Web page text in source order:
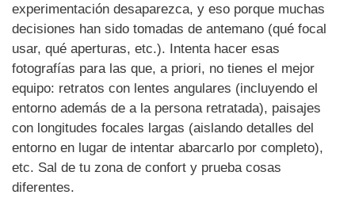
experimentación desaparezca, y eso porque muchas
decisiones han sido tomadas de antemano (qué focal
usar, qué aperturas, etc.). Intenta hacer esas
fotografías para las que, a priori, no tienes el mejor
equipo: retratos con lentes angulares (incluyendo el
entorno además de a la persona retratada), paisajes
con longitudes focales largas (aislando detalles del
entorno en lugar de intentar abarcarlo por completo),
etc. Sal de tu zona de confort y prueba cosas
diferentes.